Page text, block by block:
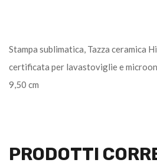
Stampa sublimatica, Tazza ceramica
certificata per lavastoviglie e
9,50 cm
PRODOTTI